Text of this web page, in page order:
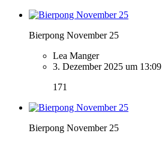
Bierpong November 25
Lea Manger
3. Dezember 2025 um 13:09
171
Bierpong November 25